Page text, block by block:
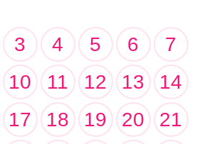
3 4 5 6
7
10 11 12 13
14
17 18 19 20
21